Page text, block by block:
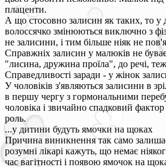
плаценти.
А що стосовно залисин як таких, то у
волоссячко змінюються виключно з
не залисини, і тим більше ніяк не
Справжніх залисин у малюків не
"лисина, дружина проїла", до речі,
Справедливості заради - у жінок
У чоловіків з'являються залисини в
в першу чергу з гормональними
чоловіка і звичайно спадковий
роль.
...у дитини будуть ямочки на щоках
Причина виникнення так само
розумні лікарі кажуть, що немає
час вагітності і появою ямочок на